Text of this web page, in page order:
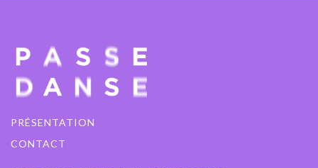
PRÉSENTATION
CONTACT